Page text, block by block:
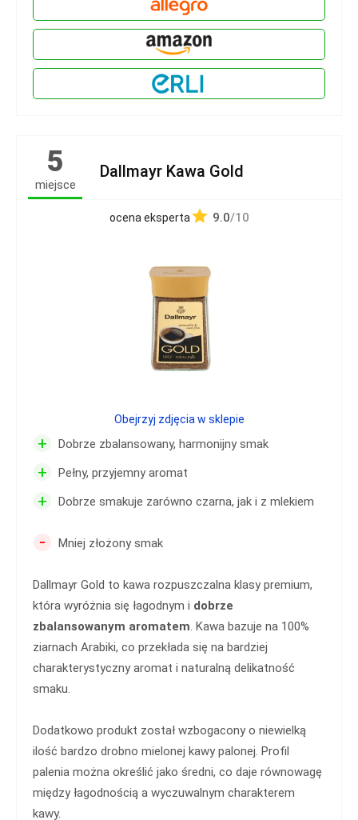
5
miejsce
Dallmayr Kawa Gold
ocena eksperta 9.0/10
+ Dobrze zbalansowany, harmonijny smak
+ Pełny, przyjemny aromat
+ Dobrze smakuje zarówno czarna, jak i z mlekiem
- Mniej złożony smak
Dallmayr Gold to kawa rozpuszczalna klasy premium,
która wyróżnia się łagodnym i dobrze
zbalansowanym aromatem . Kawa bazuje na 100%
ziarnach Arabiki, co przekłada się na bardziej
charakterystyczny aromat i naturalną delikatność
smaku.
Dodatkowo produkt został wzbogacony o niewielką
ilość bardzo drobno mielonej kawy palonej. Profil
palenia można określić jako średni, co daje równowagę
między łagodnością a wyczuwalnym charakterem
kawy.
Obejrzyj zdjęcia w sklepie